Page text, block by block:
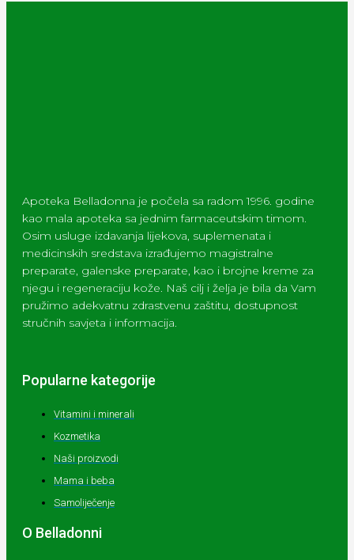
Apoteka Belladonna je počela sa radom 1996. godine
kao mala apoteka sa jednim farmaceutskim timom.
Osim usluge izdavanja lijekova, suplemenata i
medicinskih sredstava izrađujemo magistralne
preparate, galenske preparate, kao i brojne kreme za
njegu i regeneraciju kože. Naš cilj i želja je bila da Vam
pružimo adekvatnu zdrastvenu zaštitu, dostupnost
stručnih savjeta i informacija.
Popularne kategorije
Vitamini i minerali
Kozmetika
Naši proizvodi
Mama i beba
Samoliječenje
O Belladonni